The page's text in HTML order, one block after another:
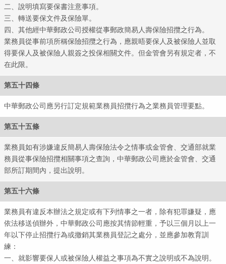
二、說明填寫要保書注意事項。
三、轉送要保文件及保險單。
四、其他經中華郵政公司授權從事郵政簡易人壽保險招攬之行為。
業務員從事前項所稱保險招攬之行為，應親晤要保人及被保險人並取
得要保人及被保險人親簽之投保相關文件。但金管會另有規定者，不
在此限。
第五十四條
中華郵政公司應另行訂定規範業務員招攬行為之業務員管理要點。
第五十五條
業務員如有涉嫌違反簡易人壽保險法令之情事或金管會、交通部就業
務員從事保險招攬相關事項之查詢，中華郵政公司應於金管會、交通
部所訂期間內，提出說明。
第五十六條
業務員有違反本辦法之規定或有下列情事之一者，除有犯罪嫌疑，應
依法移送偵辦外，中華郵政公司應按其情節輕重，予以三個月以上一
年以下停止招攬行為或撤銷其業務員登記之處分，並應參加教育訓
練：
一、就影響要保人或被保險人權益之事項為不實之說明或不為說明。